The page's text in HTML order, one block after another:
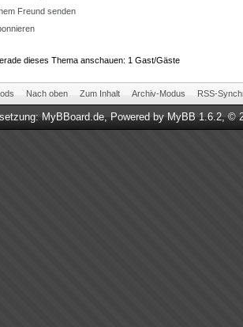
Freund senden
dieses Thema anschauen: 1 Gast/Gäste
Nach oben Zum Inhalt Archiv-Modus RSS-
MyBBoard.de, Powered byMyBB 1.6.2, ©